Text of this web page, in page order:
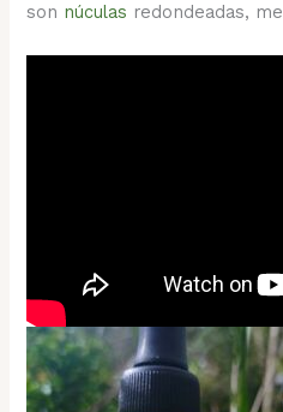
son núculas redondeadas,